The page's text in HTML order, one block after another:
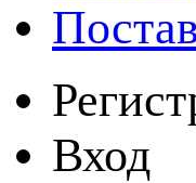
Вход